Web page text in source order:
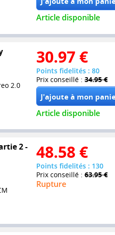
Article disponible
2.0
30.97 €
Points fidelités : 80
Prix conseillé : 34.95 €
Article disponible
2 -
48.58 €
Points fidelités : 130
Prix conseillé : 63.95 €
Rupture